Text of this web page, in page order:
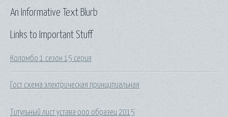
Links to Important Stuff
Коломбо 1 сезон 15 серия
Гост схема электрическая принципиальная
Титульный лист устава ооо образец 2015
An Informative Text Blurb